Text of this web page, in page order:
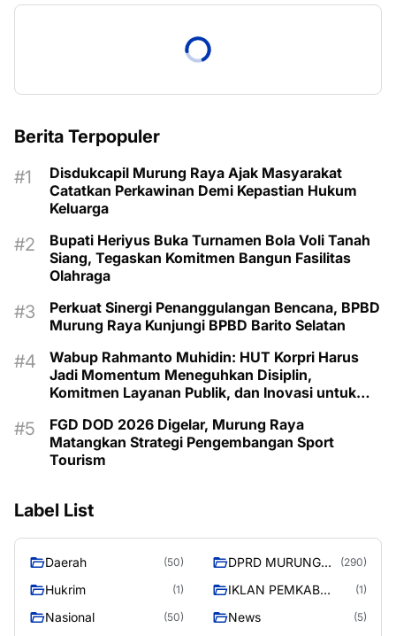
Berita Terpopuler
Disdukcapil Murung Raya Ajak Masyarakat
Catatkan Perkawinan Demi Kepastian Hukum
Keluarga
Bupati Heriyus Buka Turnamen Bola Voli Tanah
Siang, Tegaskan Komitmen Bangun Fasilitas
Olahraga
Perkuat Sinergi Penanggulangan Bencana, BPBD
Murung Raya Kunjungi BPBD Barito Selatan
Wabup Rahmanto Muhidin: HUT Korpri Harus
Jadi Momentum Meneguhkan Disiplin,
Komitmen Layanan Publik, dan Inovasi untuk
FGD DOD 2026 Digelar, Murung Raya
Matangkan Strategi Pengembangan Sport
Tourism
Label List
Daerah (50)
DPRD MURUNG
(290)
Hukrim (1)
IKLAN PEMKAB
(1)
Nasional (50) News (5)